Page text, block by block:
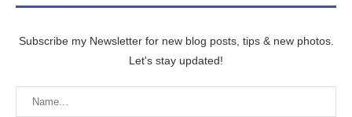
Subscribe my Newsletter for new blog posts, tips & new photos.
Let's stay updated!